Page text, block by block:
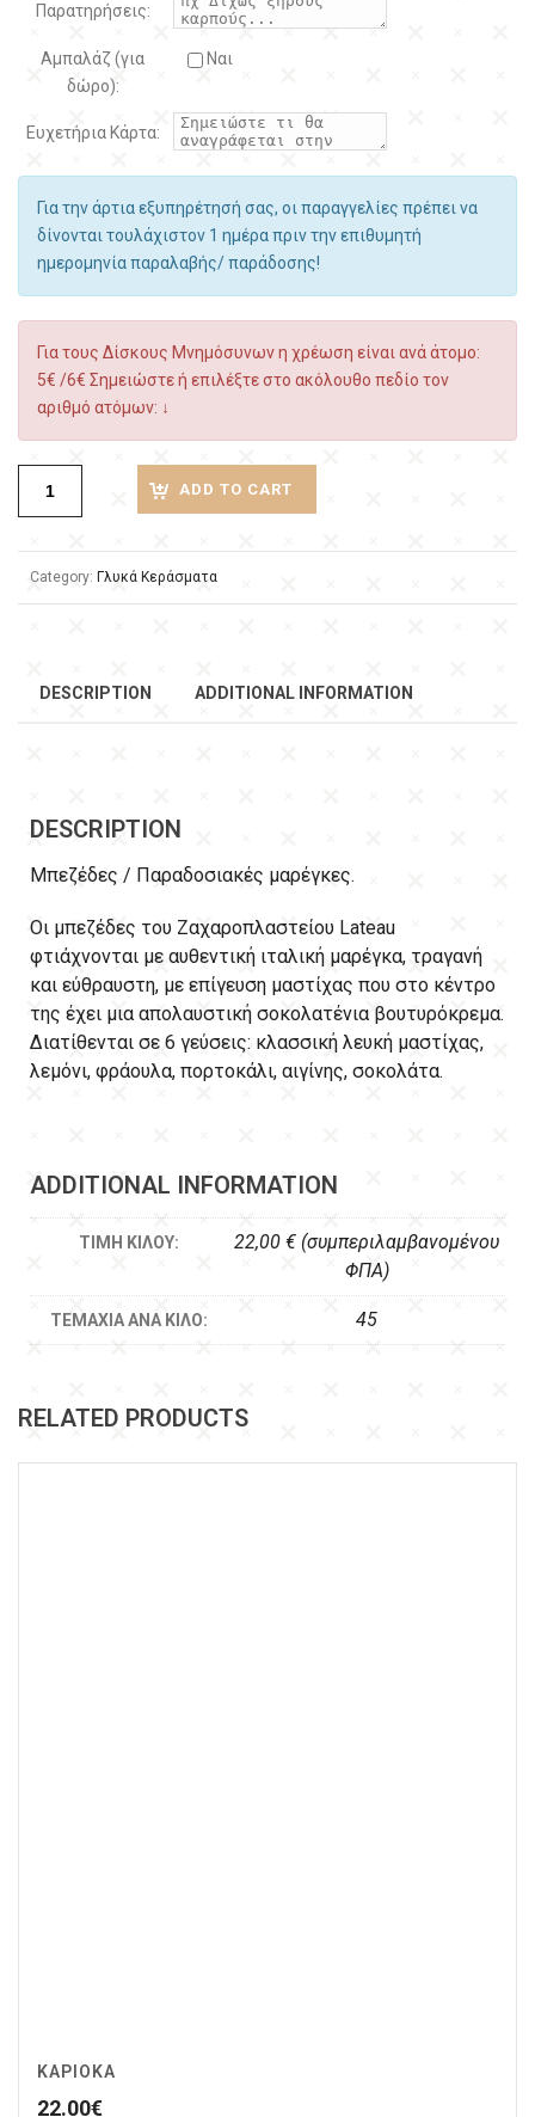
Παρατηρήσεις:
Αμπαλάζ (για
δώρο):
Ναι
Ευχετήρια Κάρτα:
Για την άρτια εξυπηρέτησή σας, οι παραγγελίες πρέπει να
δίνονται τουλάχιστον 1 ημέρα πριν την επιθυμητή
ημερομηνία παραλαβής/ παράδοσης!
Για τους Δίσκους Μνημόσυνων η χρέωση είναι ανά άτομο:
5€ /6€ Σημειώστε ή επιλέξτε στο ακόλουθο πεδίο τον
αριθμό ατόμων: ↓
ADD TO CART
Category: Γλυκά Κεράσματα
DESCRIPTION ADDITIONAL INFORMATION
DESCRIPTION
Μπεζέδες / Παραδοσιακές μαρέγκες.
Οι μπεζέδες του Ζαχαροπλαστείου Lateau
φτιάχνονται με αυθεντική ιταλική μαρέγκα, τραγανή
και εύθραυστη, με επίγευση μαστίχας που στο κέντρο
της έχει μια απολαυστική σοκολατένια βουτυρόκρεμα.
Διατίθενται σε 6 γεύσεις: κλασσική λευκή μαστίχας,
λεμόνι, φράουλα, πορτοκάλι, αιγίνης, σοκολάτα.
ADDITIONAL INFORMATION
ΤΙΜΉ ΚΙΛΟΎ:
22,00 € (συμπεριλαμβανομένου
ΦΠΑ)
ΤΕΜΆΧΙΑ ΑΝΆ ΚΙΛΌ: 45
RELATED PRODUCTS
ΚΑΡΙΌΚΑ
22.00€